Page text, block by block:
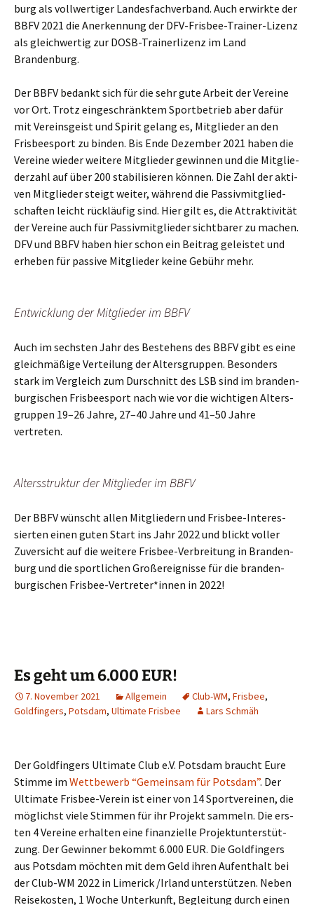
burg als voll­wer­ti­ger Lan­des­fach­ver­band. Auch erwirk­te der
BBFV 2021 die Aner­ken­nung der DFV-Fris­bee-Trai­ner-Lizenz
als gleich­wer­tig zur DOSB-Trai­ner­li­zenz im Land
Brandenburg.
Der BBFV bedankt sich für die sehr gute Arbeit der Ver­ei­ne
vor Ort. Trotz ein­ge­schränk­tem Sport­be­trieb aber dafür
mit Ver­eins­geist und Spi­rit gelang es, Mit­glie­der an den
Fris­bee­s­port zu bin­den. Bis Ende Dezem­ber 2021 haben die
Ver­ei­ne wie­der wei­te­re Mit­glie­der gewin­nen und die Mit­glie­
der­zahl auf über 200 sta­bi­li­sie­ren kön­nen. Die Zahl der akti­
ven Mit­glie­der steigt wei­ter, wäh­rend die Pas­siv­mit­glied­
schaf­ten leicht rück­läu­fig sind. Hier gilt es, die Attrak­ti­vi­tät
der Ver­ei­ne auch für Pas­siv­mit­glie­der sicht­ba­rer zu machen.
DFV und BBFV haben hier schon ein Bei­trag geleis­tet und
erhe­ben für pas­si­ve Mit­glie­der kei­ne Gebühr mehr.
Ent­wick­lung der Mit­glie­der im BBFV
Auch im sechs­ten Jahr des Bestehens des BBFV gibt es eine
gleich­mä­ßi­ge Ver­tei­lung der Alters­grup­pen. Beson­ders
stark im Ver­gleich zum Durschnitt des LSB sind im bran­den­
bur­gi­schen Fris­bee­s­port nach wie vor die wich­ti­gen Alters­
grup­pen 19–26 Jah­re, 27–40 Jah­re und 41–50 Jah­re
vertreten.
Alters­struk­tur der Mit­glie­der im BBFV
Der BBFV wünscht allen Mit­glie­dern und Fris­bee-Inter­es­
sier­ten einen guten Start ins Jahr 2022 und blickt vol­ler
Zuver­sicht auf die wei­te­re Fris­bee-Ver­brei­tung in Bran­den­
burg und die sport­li­chen Groß­ereig­nis­se für die bran­den­
bur­gi­schen Frisbee-Vertreter*innen in 2022!
Es geht um 6.000 EUR!
7. November 2021 Allgemein Club-WM, Frisbee,
Goldfingers, Potsdam, Ultimate Frisbee Lars Schmäh
Der Gold­fin­gers Ulti­ma­te Club e.V. Pots­dam braucht Eure
Stim­me im Wett­be­werb “Gemein­sam für Pots­dam”. Der
Ulti­ma­te Fris­bee-Ver­ein ist einer von 14 Sport­ver­ei­nen, die
mög­lichst vie­le Stim­men für ihr Pro­jekt sam­meln. Die ers­
ten 4 Ver­ei­ne erhal­ten eine finan­zi­el­le Pro­jekt­un­ter­stüt­
zung. Der Gewin­ner bekommt 6.000 EUR. Die Gold­fin­gers
aus Pots­dam möch­ten mit dem Geld ihren Auf­ent­halt bei
der Club-WM 2022 in Lime­rick /Irland unter­stüt­zen. Neben
Rei­se­kos­ten, 1 Woche Unter­kunft, Beglei­tung durch einen